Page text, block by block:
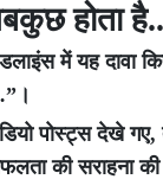
होता
में यह दावा
पोस्ट्स देखे गए,
की सराहना